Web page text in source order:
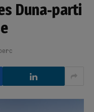
Duna-parti